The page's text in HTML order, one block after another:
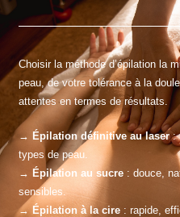
Choisir la méthode d’épilation la
peau, de votre tolérance à la
attentes en termes de résultats.
→ Épilation définitive au laser:
types de peau.
→ Épilation au sucre: douce,
sensibles.
→ Épilation à la cire: rapide,